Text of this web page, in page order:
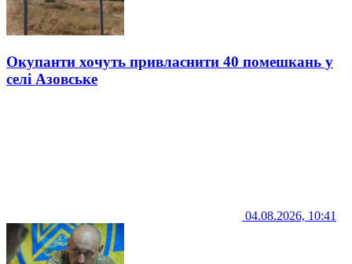
Окупанти хочуть привласнити 40 помешкань у
селі Азовське
04.08.2026, 10:41